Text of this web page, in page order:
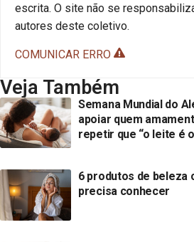
escrita. O site não se
autores deste coletivo.
COMUNICAR ERRO
Veja Também
Semana Mundial do
apoiar quem
repetir que “o leite é
6 produtos de beleza
precisa conhecer